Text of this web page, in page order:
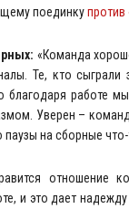
поединкупротив
«Команда
Те, кто сыграли
благодаря работе
Уверен –
на сборные
отношение
и это дает